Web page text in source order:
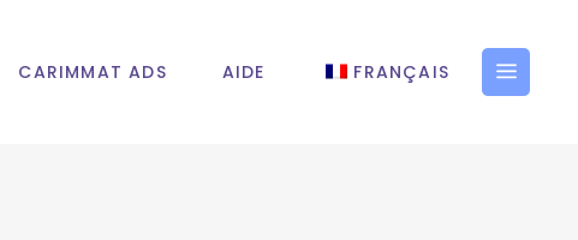
CARIMMAT ADS AIDE FRANÇAIS